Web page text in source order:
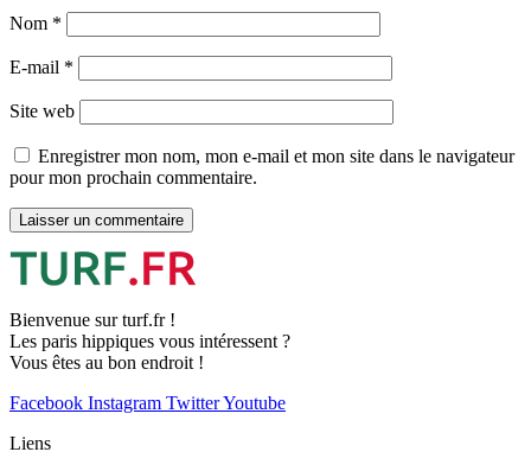
Nom *
E-mail *
Site web
Enregistrer mon nom, mon e-mail et mon site dans le navigateur
pour mon prochain commentaire.
Bienvenue sur turf.fr !
Les paris hippiques vous intéressent ?
Vous êtes au bon endroit !
Facebook Instagram TwitterYoutube
Liens